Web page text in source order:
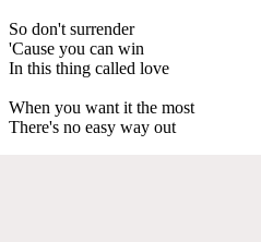
So don't surrender
'Cause you can win
In this thing called love
When you want it the most
There's no easy way out